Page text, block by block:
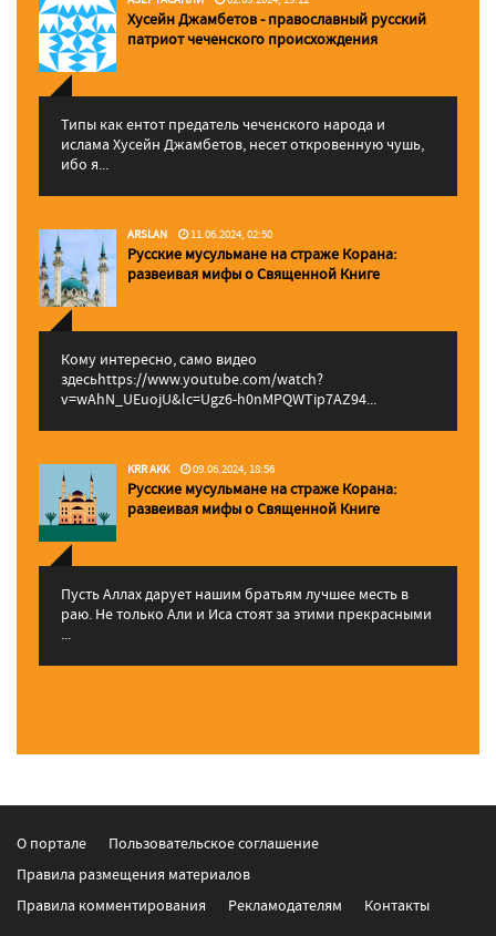
Хусейн Джамбетов - православный русский
патриот чеченского происхождения
Типы как ентот предатель чеченского народа и
ислама Хусейн Джамбетов, несет откровенную чушь,
ибо я...
ARSLAN 11.06.2024, 02:50
Русские мусульмане на страже Корана:
pазвеивая мифы о Священной Книге
Кому интересно, само видео
здесьhttps://www.youtube.com/watch?
v=wAhN_UEuojU&lc=Ugz6-h0nMPQWTip7AZ94...
KRR AKK 09.06.2024, 18:56
Русские мусульмане на страже Корана:
pазвеивая мифы о Священной Книге
Пусть Аллах дарует нашим братьям лучшее месть в
раю. Не только Али и Иса стоят за этими прекрасными
...
О портале
Пользовательское соглашение
Правила размещения материалов
Правила комментирования
Рекламодателям Контакты